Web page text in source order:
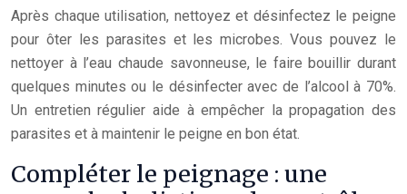
Après chaque utilisation, nettoyez et désinfectez le peigne
pour ôter les parasites et les microbes. Vous pouvez le
nettoyer à l’eau chaude savonneuse, le faire bouillir durant
quelques minutes ou le désinfecter avec de l’alcool à 70%.
Un entretien régulier aide à empêcher la propagation des
parasites et à maintenir le peigne en bon état.
Compléter le peignage : une